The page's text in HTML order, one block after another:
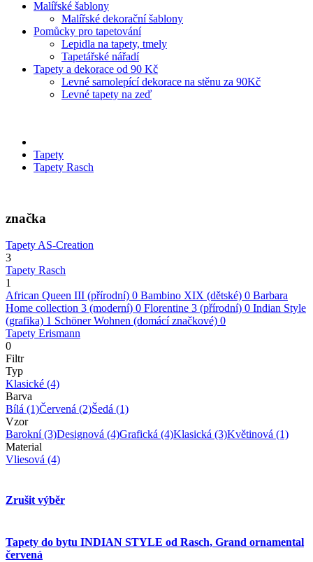
Malířské šablony
Malířské dekorační šablony
Pomůcky pro tapetování
Lepidla na tapety, tmely
Tapetářské nářadí
Tapety a dekorace od 90 Kč
Levné samolepící dekorace na stěnu za 90Kč
Levné tapety na zeď
Tapety
Tapety Rasch
značka
Tapety AS-Creation
3
Tapety Rasch
1
African Queen III (přírodní) 0 Bambino XIX (dětské) 0 Barbara
Home collection 3 (moderní) 0 Florentine 3 (přírodní) 0 Indian Style
(grafika) 1 Schöner Wohnen (domácí značkové) 0
Tapety Erismann
0
Filtr
Typ
Klasické (4)
Barva
Bílá (1)Červená (2)Šedá (1)
Vzor
Barokní(3)Designová (4)Grafická (4)Klasická (3)Květinová (1)
Material
Vliesová (4)
Zrušit výběr
Tapety do bytu INDIAN STYLE od Rasch, Grand ornamental
červená